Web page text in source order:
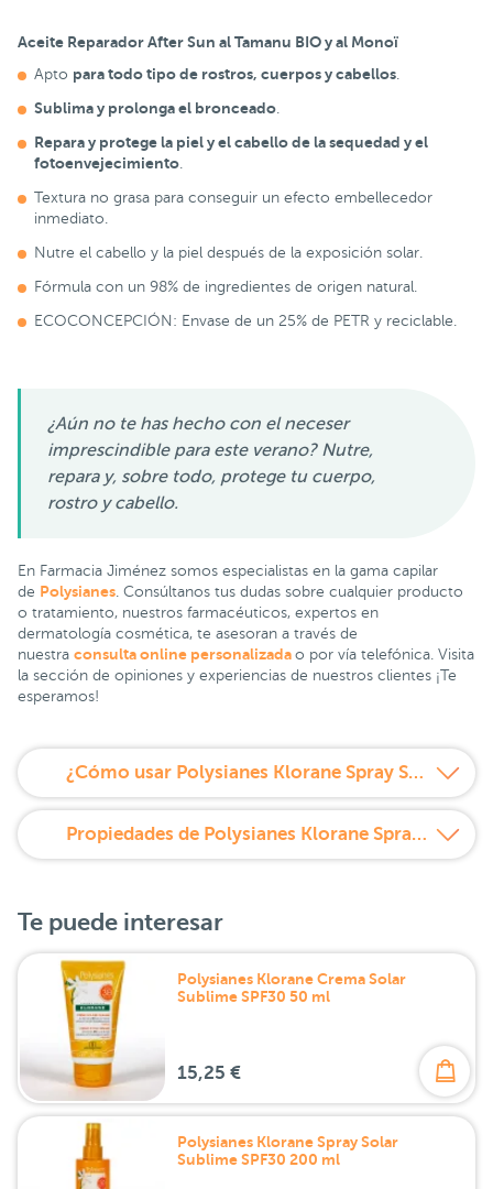
Aceite Reparador After Sun al Tamanu BIO y al Monoï
Apto para todo tipo de rostros, cuerpos y cabellos
Sublima y prolonga el bronceado
Repara y protege la piel y el cabello de la sequedad y el
fotoenvejecimiento
Textura no grasa para conseguir un efecto embellecedor
inmediato.
Nutre el cabello y la piel después de la exposición solar.
Fórmula con un 98% de ingredientes de origen natural.
ECOCONCEPCIÓN: Envase de un 25% de PETR y reciclable.
¿Aún no te has hecho con el neceser
imprescindible para este verano? Nutre,
repara y, sobre todo, protege tu cuerpo,
rostro y cabello.
En Farmacia Jiménez somos especialistas en la gama capilar
de Polysianes . Consúltanos tus dudas sobre cualquier producto
o tratamiento, nuestros farmacéuticos, expertos en
dermatología cosmética, te asesoran a través de
nuestra consulta online personalizada o por vía telefónica. Visita
la sección de opiniones y experiencias de nuestros clientes ¡Te
esperamos!
¿Cómo usar Polysianes Klorane Spray Solar Sublime SPF30 + Aceite Reparador After Sun Promo Pack 20%?
Propiedades de Polysianes Klorane Spray Solar Sublime SPF30 + Aceite Reparador After Sun Promo Pack 20%
Te puede interesar
Polysianes Klorane Crema Solar
Sublime SPF30 50 ml
15,25 €
Polysianes Klorane Spray Solar
Sublime SPF30 200 ml